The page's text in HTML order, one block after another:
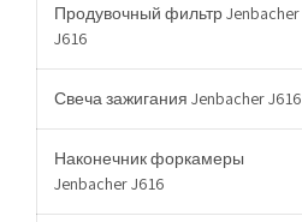
Продувочный фильтр Jenbacher
J616
Свеча зажигания Jenbacher J616
Наконечник форкамеры
Jenbacher J616